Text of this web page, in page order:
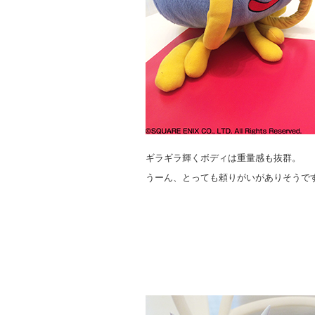
ギラギラ輝くボディは重量感も抜群。
うーん、とっても頼りがいがありそうで